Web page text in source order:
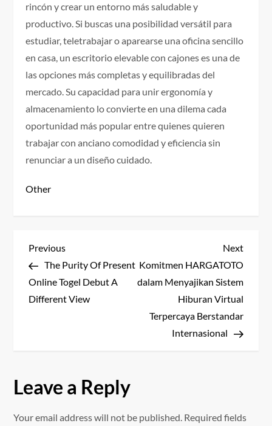
rincón y crear un entorno más saludable y
productivo. Si buscas una posibilidad versátil para
estudiar, teletrabajar o aparearse una oficina sencillo
en casa, un escritorio elevable con cajones es una de
las opciones más completas y equilibradas del
mercado. Su capacidad para unir ergonomía y
almacenamiento lo convierte en una dilema cada
oportunidad más popular entre quienes quieren
trabajar con anciano comodidad y eficiencia sin
renunciar a un diseño cuidado.
Other
P
o
s
a
v
Previous
Post
Previous
The Purity Of Present
Online Togel Debut A
Different View
Next
Post
Next
Komitmen HARGATOTO
dalam Menyajikan Sistem
Hiburan Virtual
Terpercaya Berstandar
Internasional
Leave a Reply
Your email address will not be published. Required fields